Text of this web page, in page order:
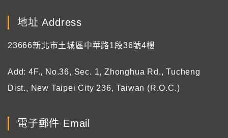
地址 Address
23666新北市土城區中華路1段36號4樓
Add: 4F., No.36, Sec. 1, Zhonghua Rd., Tucheng
Dist., New Taipei City 236, Taiwan (R.O.C.)
電子郵件 Email